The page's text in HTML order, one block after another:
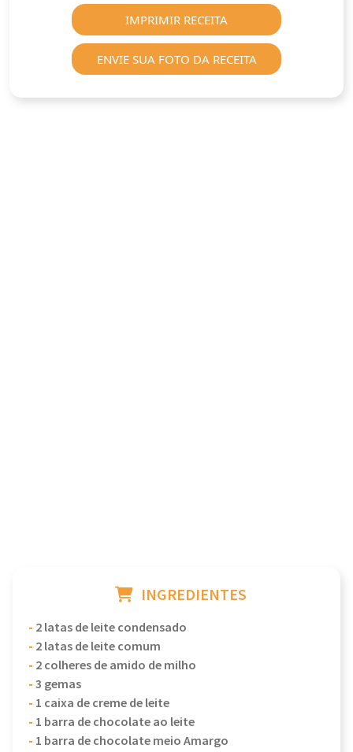
IMPRIMIR RECEITA
ENVIE SUA FOTO DA RECEITA
INGREDIENTES
- 2 latas de leite condensado
- 2 latas de leite comum
- 2 colheres de amido de milho
-3 gemas
- 1 caixa de creme de leite
- 1 barra de chocolate ao leite
- 1 barra de chocolate meio Amargo